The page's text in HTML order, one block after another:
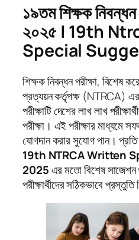
১৯তম শিক্ষক
২০২৫ | 19th
Special
শিক্ষক নিবন্ধন পরীক্ষা, বিশেষ
প্রত্যয়ন কর্তৃপক্ষ (NTRCA) এর
পরীক্ষাটি দেশের লাখ লাখ
পরীক্ষা। এই পরীক্ষার মাধ্যমে
যোগদান করার সুযোগ পান।
19th NTRCA Written
2025এর মতো বিশেষ সাজেশন
পরীক্ষার্থীদের সঠিকভাবে